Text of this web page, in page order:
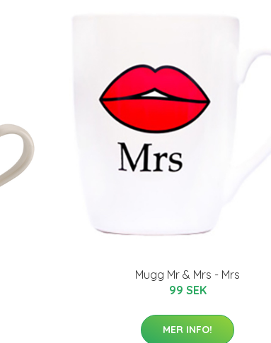
Mugg Mr & Mrs - Mrs
99 SEK
MER INFO!